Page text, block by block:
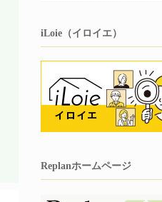
iLoie（イロイエ）
Replanホームページ